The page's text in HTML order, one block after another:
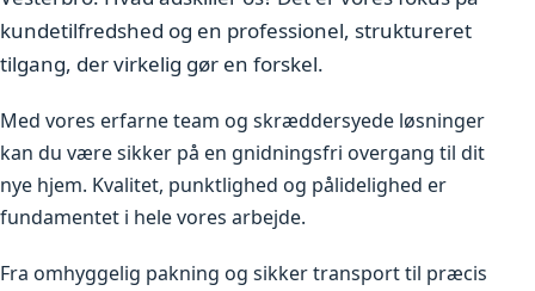
kundetilfredshed og en professionel, struktureret
tilgang, der virkelig gør en forskel.
Med vores erfarne team og skræddersyede løsninger
kan du være sikker på en gnidningsfri overgang til dit
nye hjem. Kvalitet, punktlighed og pålidelighed er
fundamentet i hele vores arbejde.
Fra omhyggelig pakning og sikker transport til præcis